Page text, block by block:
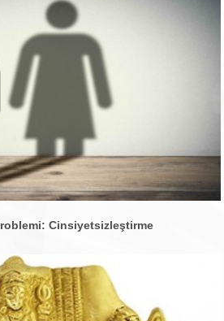
Cinsiyetsizleştirme